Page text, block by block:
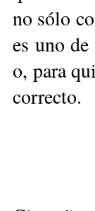
no sólo
es uno
o, para
correcto.